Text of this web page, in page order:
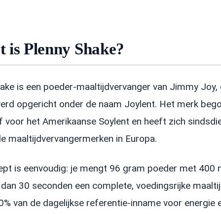
is Plenny Shake?
is een poeder-maaltijdvervanger van Jimmy
opgericht onder de naam Joylent. Het merk
voor het Amerikaanse Soylent en heeft zich
maaltijdvervangermerken in Europa.
is eenvoudig: je mengt 96 gram poeder met 400
30 seconden een complete, voedingsrijke
van de dagelijkse referentie-inname voor energie